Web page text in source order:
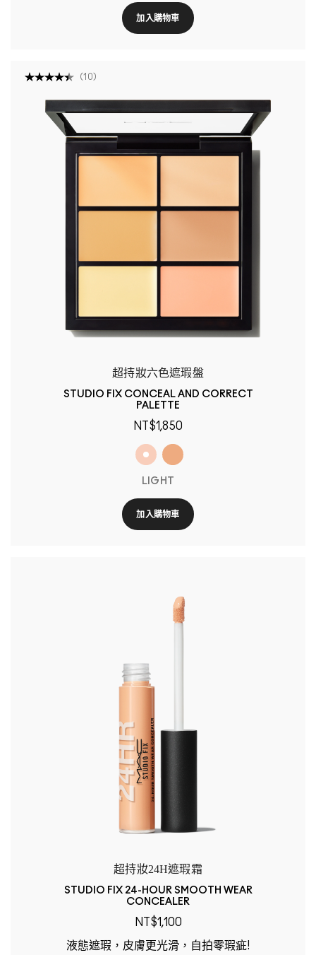
加入購物車
(10 )
超持妝六色遮瑕盤
STUDIO FIX CONCEAL AND CORRECT
PALETTE
NT$1,850
LIGHT
加入購物車
超持妝24H遮瑕霜
STUDIO FIX 24-HOUR SMOOTH WEAR
CONCEALER
NT$1,100
液態遮瑕，皮膚更光滑，自拍零瑕疵!